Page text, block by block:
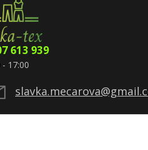
613 939
- 17:00